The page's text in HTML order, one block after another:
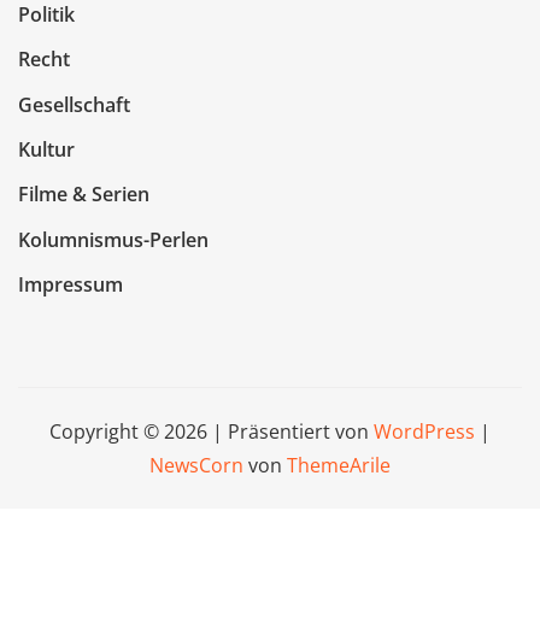
Politik
Recht
Gesellschaft
Kultur
Filme & Serien
Kolumnismus-Perlen
Impressum
Copyright © 2026 | Präsentiert von WordPress |
NewsCorn von ThemeArile